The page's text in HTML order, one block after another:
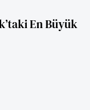
En Büyük